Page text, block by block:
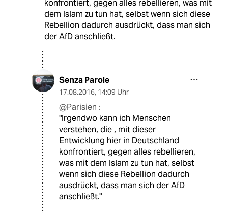
konfrontiert, gegen alles rebellieren, was mit
dem Islam zu tun hat, selbst wenn sich diese
Rebellion dadurch ausdrückt, dass man sich
der AfD anschließt.
Senza Parole
17.08.2016, 14:09 Uhr
@Parisien :
"Irgendwo kann ich Menschen
verstehen, die , mit dieser
Entwicklung hier in Deutschland
konfrontiert, gegen alles rebellieren,
was mit dem Islam zu tun hat, selbst
wenn sich diese Rebellion dadurch
ausdrückt, dass man sich der AfD
anschließt."